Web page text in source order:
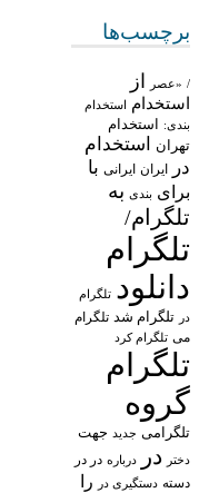
برچسب‌ها
/ «عصر از
استخدام استخدام
بندی: استخدام
تهران
استخدام
در
ایران ایرانی با
برای بندی به
تلگرام/
تلگرام
دانلود تلگرام
در تلگرام شد تلگرام
می تلگرام کرد
تلگرام
گروه
تلگرامی جدید جهت
دختر در درباره در در
دسته دستگیری در را